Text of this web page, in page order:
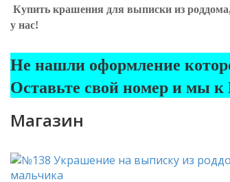
Купить крашения для выписки из
у нас!
Не нашли оформление
Оставьте свой номер и мы к
Магазин